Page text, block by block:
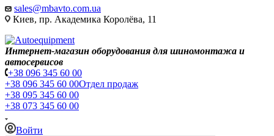
sales@mbavto.com.ua
Киев, пр. Академика Королёва, 11
Интернет-магазин оборудования для шиномонтажа и
автосервисов
+38 096 345 60 00
+38 096 345 60 00Отдел продаж
+38 095 345 60 00
+38 073 345 60 00
Войти